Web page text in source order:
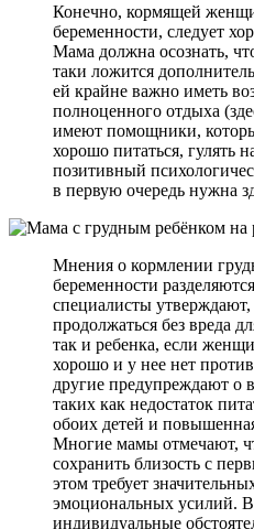
Конечно, кормящей
беременности, следует
Мама должна осознать,
таки ложится
ей крайне важно иметь
полноценного отдыха
имеют помощники,
хорошо питаться, гулять
позитивный
в первую очередь нужна
Мнения о кормлении
беременности
специалисты
продолжаться без вреда
так и ребенка, если
хорошо и у нее нет
другие предупреждают о
таких как недостаток
обоих детей и
Многие мамы отмечают,
сохранить близость с
этом требует
эмоциональных усилий.
индивидуальные